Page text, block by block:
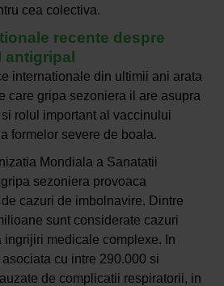
cea colectiva.
recente despre
antigripal
internationale din ultimii ani arata
care gripa sezoniera il are asupra
rolul important al vaccinului
formelor severe de boala.
Mondiala a Sanatatii
sezoniera provoaca
cazuri de imbolnavire. Dintre
sunt considerate cazuri
ingrijiri medicale complexe. In
cu intre 290.000 si
de complicatii respiratorii, in